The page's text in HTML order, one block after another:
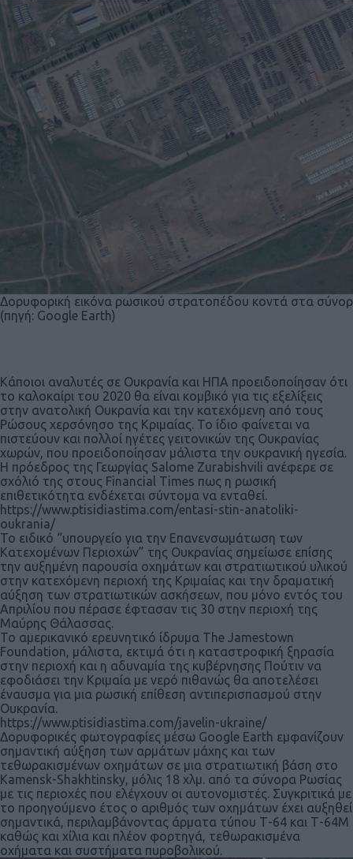
Δορυφορική εικόνα ρωσικού στρατοπέδου κοντά στα
(πηγή: Google Earth)
Κάποιοι αναλυτές σε Ουκρανία και ΗΠΑ προειδοποίησαν ότι
το καλοκαίρι του 2020 θα είναι κομβικό για τις εξελίξεις
στην ανατολική Ουκρανία και την κατεχόμενη από τους
Ρώσους χερσόνησο της Κριμαίας. Το ίδιο φαίνεται να
πιστεύουν και πολλοί ηγέτες γειτονικών της Ουκρανίας
χωρών, που προειδοποίησαν μάλιστα την ουκρανική ηγεσία.
Η πρόεδρος της Γεωργίας Salome Zurabishvili ανέφερε σε
σχόλιό της στους Financial Times πως η ρωσική
επιθετικότητα ενδέχεται σύντομα να ενταθεί.
https://www.ptisidiastima.com/entasi-stin-anatoliki-
oukrania/
Το ειδικό “υπουργείο για την Επανενσωμάτωση των
Κατεχομένων Περιοχών” της Ουκρανίας σημείωσε επίσης
την αυξημένη παρουσία οχημάτων και στρατιωτικού υλικού
στην κατεχόμενη περιοχή της Κριμαίας και την δραματική
αύξηση των στρατιωτικών ασκήσεων, που μόνο εντός του
Απριλίου που πέρασε έφτασαν τις 30 στην περιοχή της
Μαύρης Θάλασσας.
Το αμερικανικό ερευνητικό ίδρυμα The Jamestown
Foundation, μάλιστα, εκτιμά ότι η καταστροφική ξηρασία
στην περιοχή και η αδυναμία της κυβέρνησης Πούτιν να
εφοδιάσει την Κριμαία με νερό πιθανώς θα αποτελέσει
έναυσμα για μια ρωσική επίθεση αντιπερισπασμού στην
Ουκρανία.
https://www.ptisidiastima.com/javelin-ukraine/
Δορυφορικές φωτογραφίες μέσω Google Earth εμφανίζουν
σημαντική αύξηση των αρμάτων μάχης και των
τεθωρακισμένων οχημάτων σε μια στρατιωτική βάση στο
Kamensk-Shakhtinsky, μόλις 18 χλμ. από τα σύνορα Ρωσίας
με τις περιοχές που ελέγχουν οι αυτονομιστές. Συγκριτικά με
το προηγούμενο έτος ο αριθμός των οχημάτων έχει αυξηθεί
σημαντικά, περιλαμβάνοντας άρματα τύπου Τ-64 και Τ-64Μ
καθώς και χίλια και πλέον φορτηγά, τεθωρακισμένα
οχήματα και συστήματα πυροβολικού.